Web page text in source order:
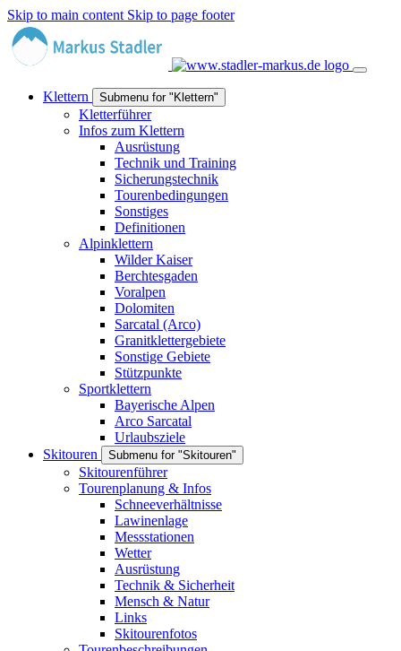
Skip to main content Skip to page footer
Klettern Submenu for "Klettern"
Kletterführer
Infos zum Klettern
Ausrüstung
Technik und Training
Sicherungstechnik
Tourenbedingungen
Sonstiges
Definitionen
Alpinklettern
Wilder Kaiser
Berchtesgaden
Voralpen
Dolomiten
Sarcatal (Arco)
Granitklettergebiete
Sonstige Gebiete
Stützpunkte
Sportklettern
Bayerische Alpen
Arco Sarcatal
Urlaubsziele
Skitouren
Submenu for "Skitouren"
Skitourenführer
Tourenplanung & Infos
Schneeverhältnisse
Lawinenlage
Messstationen
Wetter
Ausrüstung
Technik & Sicherheit
Mensch & Natur
Links
Skitourenfotos